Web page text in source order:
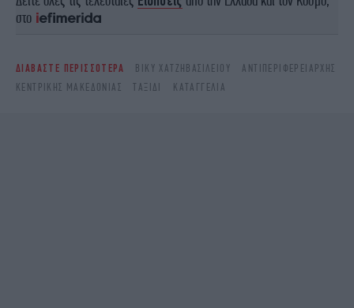
στο
ΔΙΑΒΑΣΤΕ ΠΕΡΙΣΣΟΤΕΡΑ ΒΊΚΥ ΧΑΤΖΗΒΑΣΙΛΕΊΟΥ
ΑΝΤΙΠΕΡΙΦΕΡΕΙΆΡΧΗΣ
ΚΕΝΤΡΙΚΉΣ ΜΑΚΕΔΟΝΊΑΣ
ΤΑΞΊΔΙ ΚΑΤΑΓΓΕΛΊΑ